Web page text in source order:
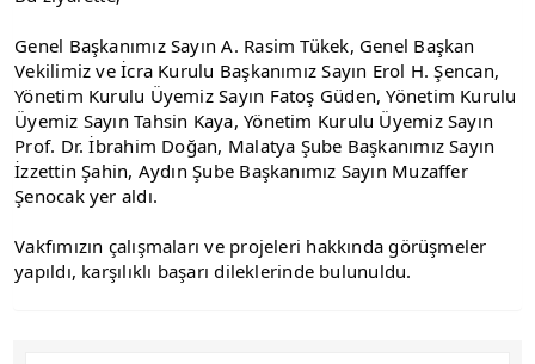
Genel Başkanımız Sayın A. Rasim Tükek, Genel Başkan
Vekilimiz ve İcra Kurulu Başkanımız Sayın Erol H. Şencan,
Yönetim Kurulu Üyemiz Sayın Fatoş Güden, Yönetim Kurulu
Üyemiz Sayın Tahsin Kaya, Yönetim Kurulu Üyemiz Sayın
Prof. Dr. İbrahim Doğan, Malatya Şube Başkanımız Sayın
İzzettin Şahin, Aydın Şube Başkanımız Sayın Muzaffer
Şenocak yer aldı.
Vakfımızın çalışmaları ve projeleri hakkında görüşmeler
yapıldı, karşılıklı başarı dileklerinde bulunuldu.